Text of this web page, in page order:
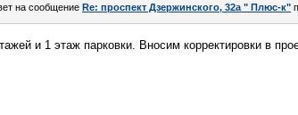
на сообщение Re: проспект Дзержинского, 32а " Плюс-к"
и 1 этаж парковки. Вносим корректировки в